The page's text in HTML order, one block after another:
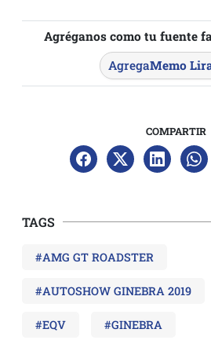
Agréganos como tu fuente
AgregaMemo
COMPARTIR
TAGS
#AMG GT ROADSTER
#AUTOSHOW GINEBRA 2019
#EQV #GINEBRA